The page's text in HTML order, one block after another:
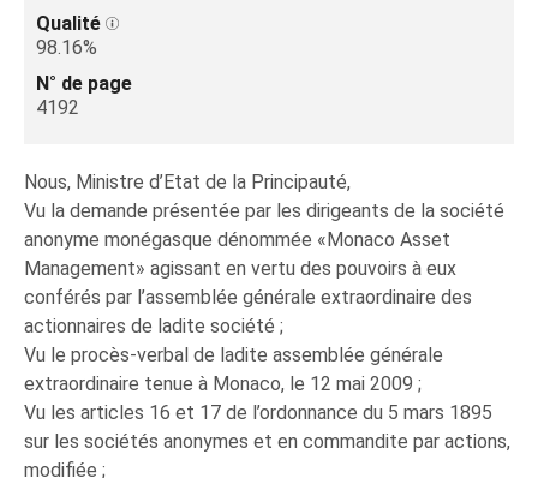
Qualité
98.16%
N° de page
4192
Nous, Ministre d’Etat de la Principauté,
Vu la demande présentée par les dirigeants de la société
anonyme monégasque dénommée «Monaco Asset
Management» agissant en vertu des pouvoirs à eux
conférés par l’assemblée générale extraordinaire des
actionnaires de ladite société ;
Vu le procès-verbal de ladite assemblée générale
extraordinaire tenue à Monaco, le 12 mai 2009 ;
Vu les articles 16 et 17 de l’ordonnance du 5 mars 1895
sur les sociétés anonymes et en commandite par actions,
modifiée ;